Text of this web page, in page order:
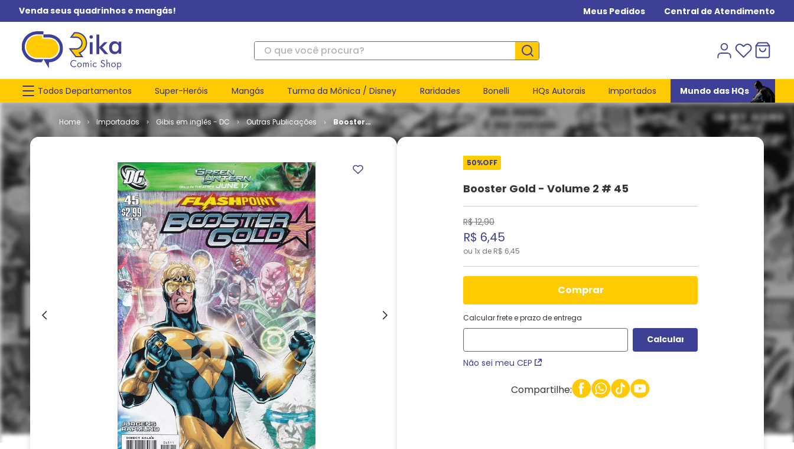
Venda seus quadrinhos e mangás! Meus Pedidos Central de Atendimento
O que você procura?
Todos Departamentos Super-Heróis Mangás Turma da Mônica / Disney Raridades Bonelli HQs Autorais Importados Mundo das HQs
Importados Gibis em inglês - DC Outras Publicações
Booster
Gold -
50%OFF
Booster Gold - Volume 2 # 45
R$ 12,90
R$ 6,45
ou 1x de R$ 6,45
comprar
Calcular frete e prazo de entrega
Não sei meu CEP
Compartilhe: